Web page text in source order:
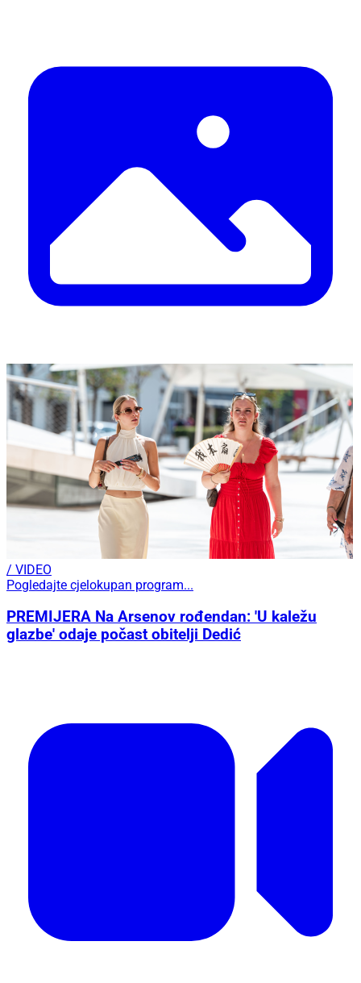
/ VIDEO
Pogledajte cjelokupan program...
PREMIJERA Na Arsenov rođendan: 'U kaležu
glazbe' odaje počast obitelji Dedić